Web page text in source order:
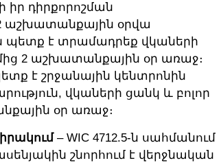
իր դիրքորոշման
2 աշխատանքային օրվա
պետք է տրամադրեք վկաների
2 աշխատանքային օր առաջ։
է շրջանային կենտրոնին
վկաների ցանկ և բոլոր
օր առաջ։
– WIC 4712.5-ն սահմանում
շնորհում է վերջնական